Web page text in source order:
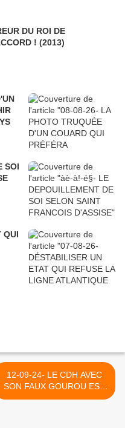
DU ROI DE
BRUXELLES, JE NE SUIS PAS D'ACCORD ! (2013)
SOI
QUI
12-09-24- LE CDH AVEC
SON FAUX GOUROU EST
DEVENU L'HUMANISME A